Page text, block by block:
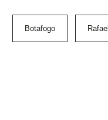
Botafogo Rafael